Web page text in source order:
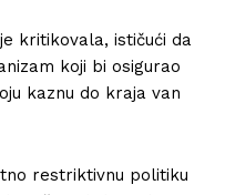
kritikovala, ističući da
koji bi osigurao
kaznu do kraja van
restriktivnu politiku